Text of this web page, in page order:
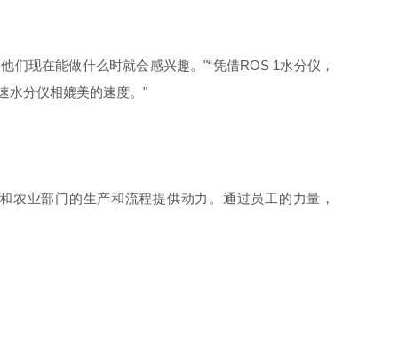
们现在能做什么时就会感兴趣。"“凭借ROS 1水分仪 ，
水分仪相媲美的速度。"
农业部门的生产和流程提供动力。通过员工的力量，